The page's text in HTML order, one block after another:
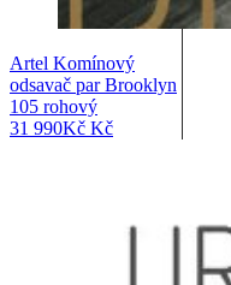
Artel Komínový
odsavač par Brooklyn
105 rohový
31 990Kč Kč